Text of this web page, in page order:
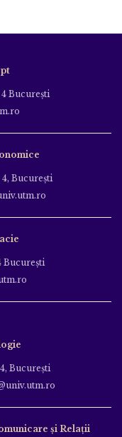
4 Bucureşti
4, Bucureşti
Bucureşti
Bucureşti
și Relații